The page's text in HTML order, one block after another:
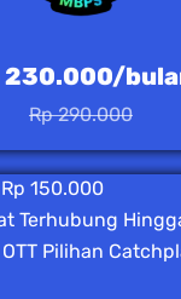
230.000/
Rp 290.000
150.000
Terhubung
Pilihan